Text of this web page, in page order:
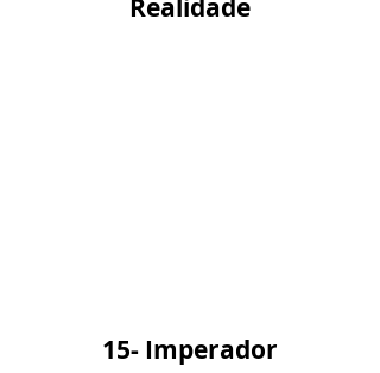
Realidade
15- Imperador